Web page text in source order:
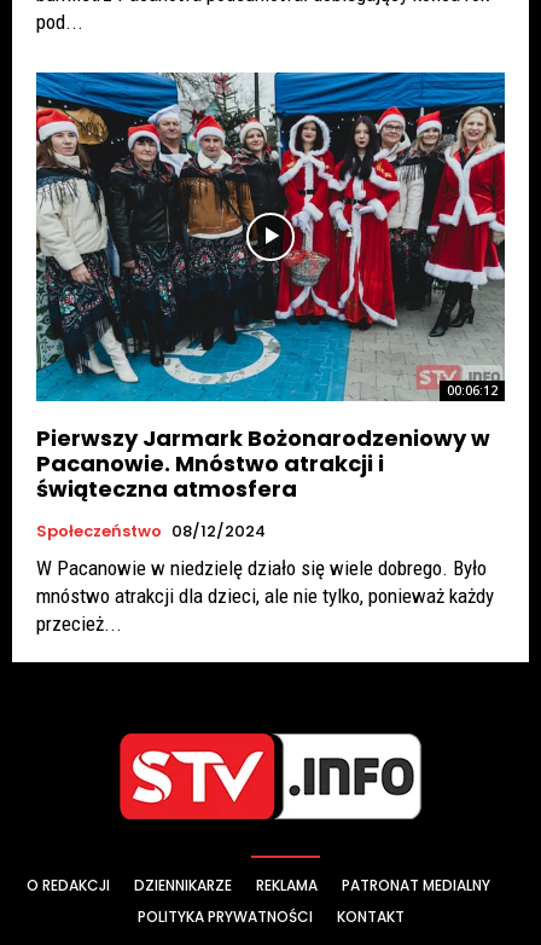
pod...
00:06:12
Pierwszy Jarmark Bożonarodzeniowy w
Pacanowie. Mnóstwo atrakcji i
świąteczna atmosfera
Społeczeństwo 08/12/2024
W Pacanowie w niedzielę działo się wiele dobrego. Było
mnóstwo atrakcji dla dzieci, ale nie tylko, ponieważ każdy
przecież...
O REDAKCJI DZIENNIKARZE REKLAMA
PATRONAT MEDIALNY
POLITYKA PRYWATNOŚCI
KONTAKT